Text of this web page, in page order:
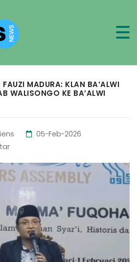
MADURA: KLAN BA’ALWI
WALISONGO KE BA’ALWI
05-Feb-2026